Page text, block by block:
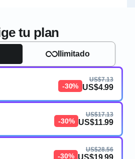
tu plan
Ilimitado
-30%
US$7.13
US$4.99
-30%
US$17.13
US$11.99
-30%
US$28.56
US$19.99